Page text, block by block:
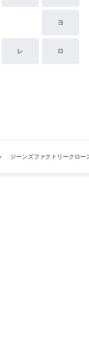
ヨ
レ ロ
ジーンズファクトリークロー